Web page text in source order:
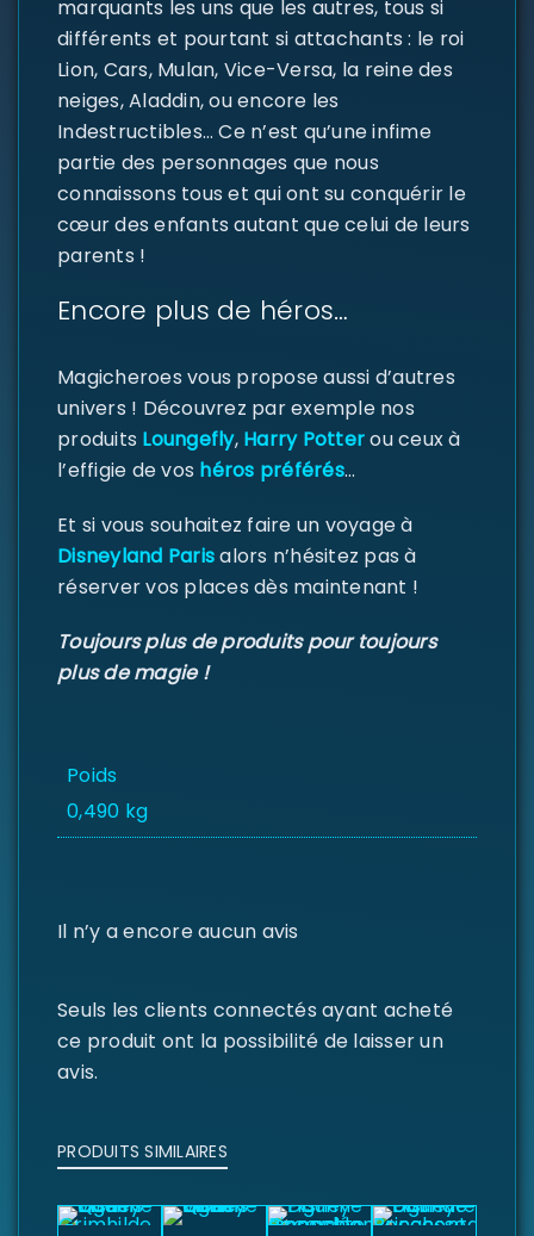
CONNECTER
ou e-mail
de passe*
Se souvenir de moi
SE CONNECTER
DE PASSE PERDU ?
marquants les uns que les autres, tous si
différents et pourtant si attachants : le roi
Lion, Cars, Mulan, Vice-Versa, la reine des
neiges, Aladdin, ou encore les
Indestructibles… Ce n’est qu’une infime
partie des personnages que nous
connaissons tous et qui ont su conquérir le
cœur des enfants autant que celui de leurs
parents !
Encore plus de héros…
Magicheroes vous propose aussi d’autres
univers ! Découvrez par exemple nos
produits Loungefly,Harry Potterou ceux à
l’effigie de vos héros préférés…
Et si vous souhaitez faire un voyage à
Disneyland Parisalors n’hésitez pas à
réserver vos places dès maintenant !
Toujours plus de produits pour toujours
plus de magie !
Poids
0,490 kg
Il n’y a encore aucun avis
Seuls les clients connectés ayant acheté
ce produit ont la possibilité de laisser un
avis.
PRODUITS SIMILAIRES